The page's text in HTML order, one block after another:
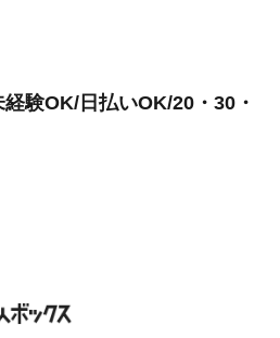
験OK/日払いOK/20・30・